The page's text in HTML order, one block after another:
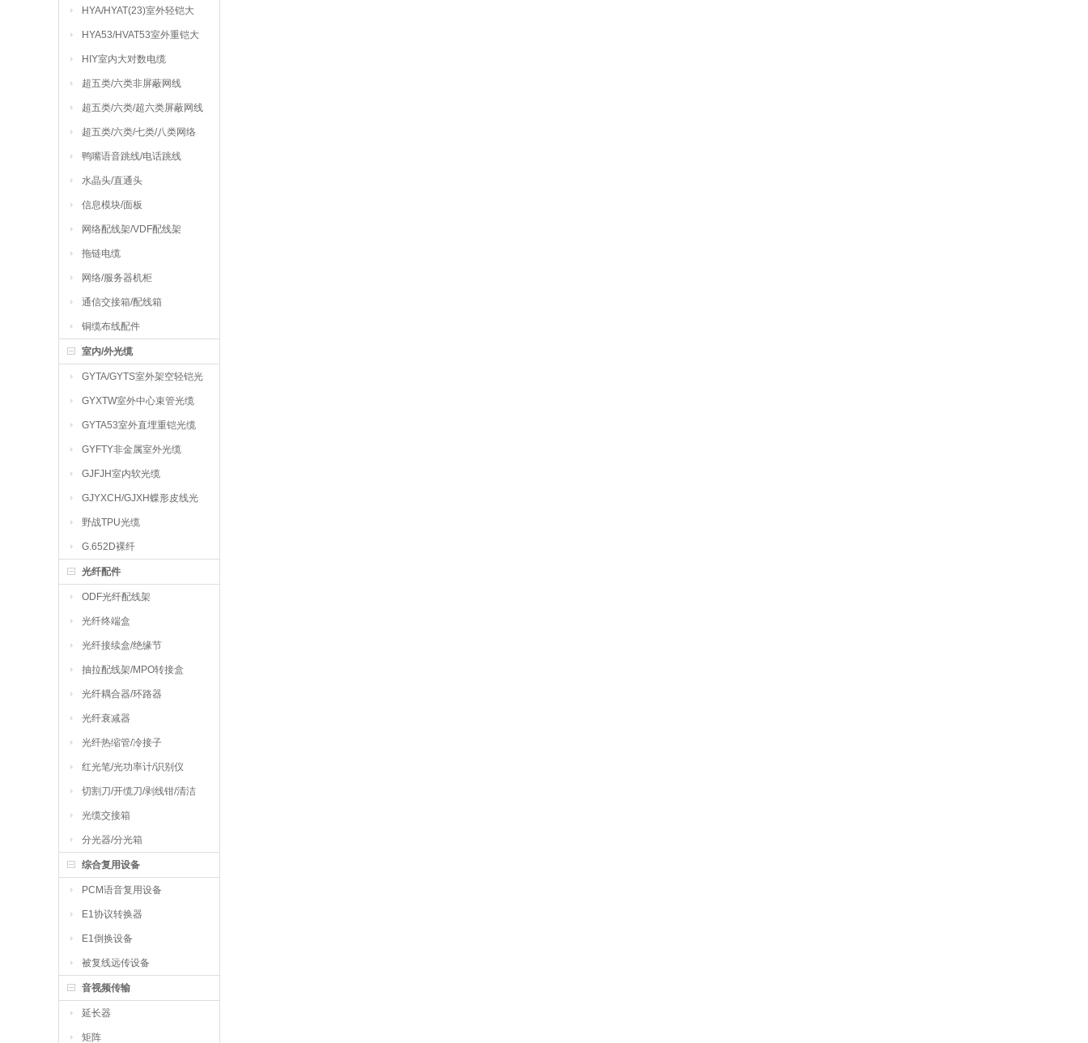
HYA/HYAT(23)室外轻铠大
对数电缆
HYA53/HVAT53室外重铠大
对数电缆
HIY室内大对数电缆
超五类/六类非屏蔽网线
超五类/六类/超六类屏蔽网线
超五类/六类/七类/八类网络
跳线
鸭嘴语音跳线/电话跳线
水晶头/直通头
信息模块/面板
网络配线架/VDF配线架
拖链电缆
网络/服务器机柜
通信交接箱/配线箱
铜缆布线配件
室内/外光缆
GYTA/GYTS室外架空轻铠光
缆
GYXTW室外中心束管光缆
GYTA53室外直埋重铠光缆
GYFTY非金属室外光缆
GJFJH室内软光缆
GJYXCH/GJXH蝶形皮线光
缆
野战TPU光缆
G.652D裸纤
光纤配件
ODF光纤配线架
光纤终端盒
光纤接续盒/绝缘节
抽拉配线架/MPO转接盒
光纤耦合器/环路器
光纤衰减器
光纤热缩管/冷接子
红光笔/光功率计/识别仪
切割刀/开缆刀/剥线钳/清洁
工具
光缆交接箱
分光器/分光箱
综合复用设备
PCM语音复用设备
E1协议转换器
E1倒换设备
被复线远传设备
音视频传输
延长器
矩阵